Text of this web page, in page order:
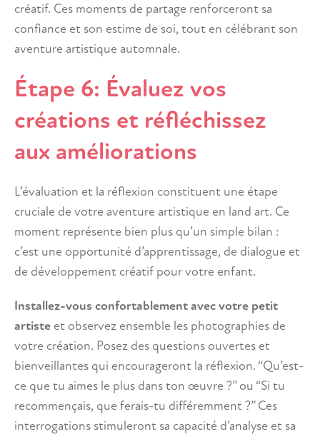
créatif. Ces moments de partage renforceront sa
confiance et son estime de soi, tout en célébrant son
aventure artistique automnale.
Étape 6: Évaluez vos
créations et réfléchissez
aux améliorations
L’évaluation et la réflexion constituent une étape
cruciale de votre aventure artistique en land art. Ce
moment représente bien plus qu’un simple bilan :
c’est une opportunité d’apprentissage, de dialogue et
de développement créatif pour votre enfant.
Installez-vous confortablement avec votre petit
artiste et observez ensemble les photographies de
votre création. Posez des questions ouvertes et
bienveillantes qui encourageront la réflexion. “Qu’est-
ce que tu aimes le plus dans ton œuvre ?” ou “Si tu
recommençais, que ferais-tu différemment ?” Ces
interrogations stimuleront sa capacité d’analyse et sa